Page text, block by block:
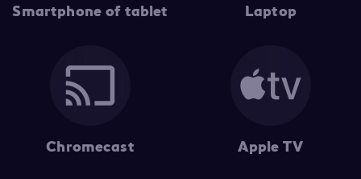
Smartphone of tablet Laptop
Chromecast Apple TV